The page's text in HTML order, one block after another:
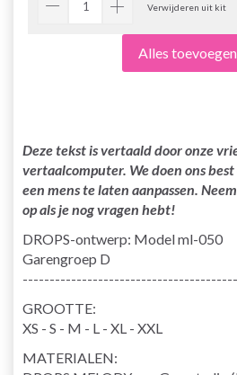
Verwijderen uit kit
Alles
Deze tekst is vertaald door onze
vertaalcomputer. We doen ons
een mens te laten aanpassen.
op als je nog vragen hebt!
DROPS-ontwerp: Model ml-050
Garengroep D
GROOTTE:
XS - S - M - L - XL - XXL
MATERIALEN: